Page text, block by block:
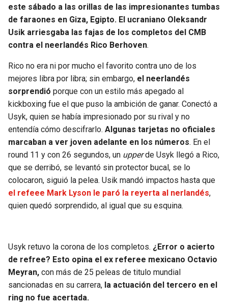
FALCONS
PANTHERS
BUCCANEERS
TRAIL BLAZERS
JAZZ
este sábado a las orillas de las impresionantes tumbas
de faraones en Giza, Egipto. El ucraniano Oleksandr
Usik arriesgaba las fajas de los completos del CMB
contra el neerlandés Rico Berhoven.
Rico no era ni por mucho el favorito contra uno de los
mejores libra por libra; sin embargo, el neerlandés
sorprendió porque con un estilo más apegado al
kickboxing fue el que puso la ambición de ganar. Conectó a
Usyk, quien se había impresionado por su rival y no
entendía cómo descifrarlo. Algunas tarjetas no oficiales
marcaban a ver joven adelante en los números. En el
round 11 y con 26 segundos, un upperde Usyk llegó a Rico,
que se derribó, se levantó sin protector bucal, se lo
colocaron, siguió la pelea. Usik mandó impactos hasta que
el refeee Mark Lyson le paró la reyerta al nerlandés,
quien quedó sorprendido, al igual que su esquina.
Usyk retuvo la corona de los completos. ¿Error o acierto
de refree? Esto opina el ex referee mexicano Octavio
Meyran, con más de 25 peleas de titulo mundial
sancionadas en su carrera, la actuación del tercero en el
ring no fue acertada.